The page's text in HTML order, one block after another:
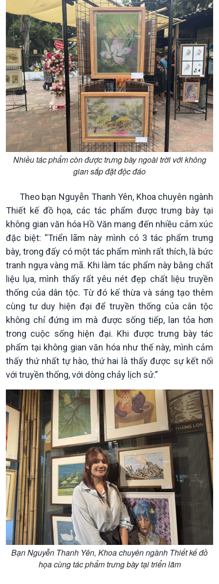
Văn hoá & Du lịch
Tin Văn hoá & Du lịch
Chát với người nổi tiếng
Câu chuyện Thể thao
Multimedia
Ảnh
Video
Infographic
E-Magazine
Podcast
Góc nhìn VOV1
Bình luận
10 phút Sự kiện - Luận bàn
Câu chuyện thời sự
Dòng chảy sự kiện
Đối thoại
Diễn đàn chủ nhật
Chuyện đêm
Nhiều tác phẩm còn được trưng bày ngoài trời với không
gian sắp đặt độc đáo
Theo bạn Nguyễn Thanh Yên, Khoa chuyên ngành
Thiết kế đồ họa, các tác phẩm được trưng bày tại
không gian văn hóa Hồ Văn mang đến nhiều cảm xúc
đặc biệt: “Triển lãm này mình có 3 tác phẩm trưng
bày, trong đấy có một tác phẩm mình rất thích, là bức
tranh ngựa vàng mã. Khi làm tác phẩm này bằng chất
liệu lụa, mình thấy rất yêu nét đẹp chất liệu truyền
thống của dân tộc. Từ đó kế thừa và sáng tạo thêm
cùng tư duy hiện đại để truyền thống của cân tộc
không chỉ đứng im mà được sống tiếp, lan tỏa hơn
trong cuộc sống hiện đại. Khi được trưng bày tác
phẩm tại không gian văn hóa như thế này, mình cảm
thấy thứ nhất tự hào, thứ hai là thấy được sự kết nối
với truyền thống, với dòng chảy lịch sử.”
Bạn Nguyễn Thanh Yên, Khoa chuyên ngành Thiết kế đồ
họa cùng tác phẩm trưng bày tại triển lãm